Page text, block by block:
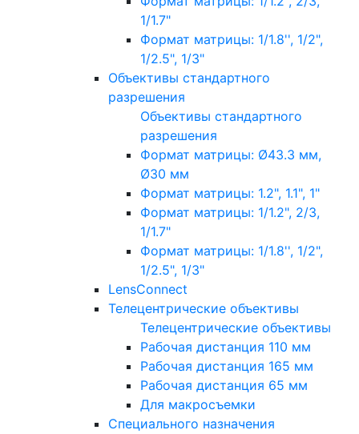
1/1.7"
Формат матрицы: 1/1.8'', 1/2",
1/2.5", 1/3"
Объективы стандартного
разрешения
Объективы стандартного
разрешения
Формат матрицы: Ø43.3 мм,
Ø30 мм
Формат матрицы: 1.2", 1.1", 1"
Формат матрицы: 1/1.2", 2/3,
1/1.7"
Формат матрицы: 1/1.8'', 1/2",
1/2.5", 1/3"
LensConnect
Телецентрические объективы
Телецентрические объективы
Рабочая дистанция 110 мм
Рабочая дистанция 165 мм
Рабочая дистанция 65 мм
Для макросъемки
Специального назначения